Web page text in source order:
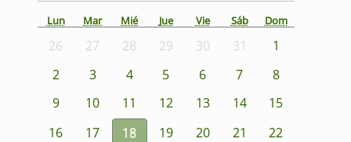
Lun Mar Mié Jue Vie Sáb Dom
26 27 28 29 30 31
1
2
3 4 5 6 7
8
9
10 11 12 13 14
15
16
17 18 19 20 21
22